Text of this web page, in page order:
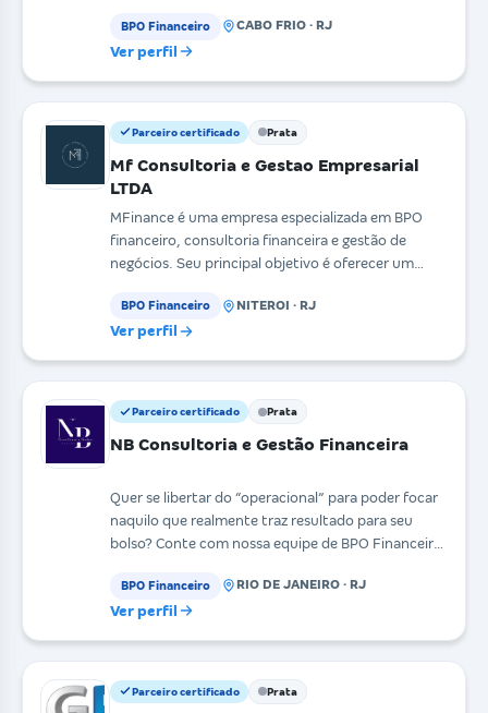
BPO Financeiro CABO FRIO · RJ
Ver perfil
Parceiro certificado Prata
Mf Consultoria e Gestao Empresarial
LTDA
MFinance é uma empresa especializada em BPO
financeiro, consultoria financeira e gestão de
negócios. Seu principal objetivo é oferecer um
BPO Financeiro NITEROI · RJ
Ver perfil
Parceiro certificado Prata
NB Consultoria e Gestão Financeira
Quer se libertar do “operacional” para poder focar
naquilo que realmente traz resultado para seu
bolso? Conte com nossa equipe de BPO Financeiro
BPO Financeiro RIO DE JANEIRO · RJ
Ver perfil
Parceiro certificado Prata